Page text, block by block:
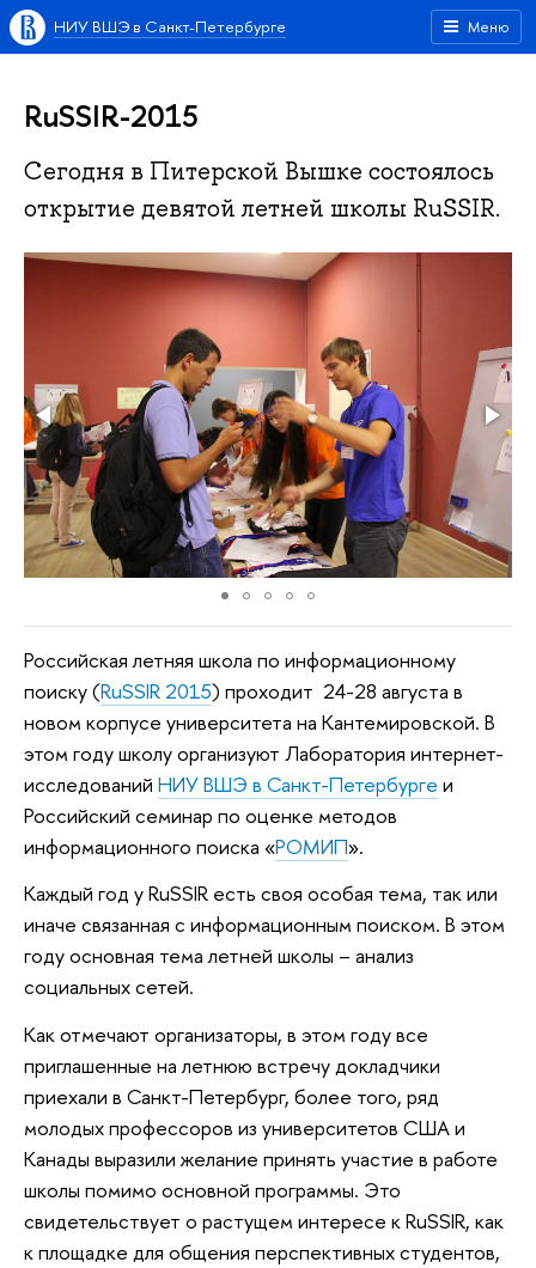
Меню
НИУ ВШЭ в Санкт-Петербурге
RuSSIR-2015
Сегодня в Питерской Вышке состоялось
открытие девятой летней школы RuSSIR.
Российская летняя школа по информационному
поиску (RuSSIR 2015) проходит 24-28 августа в
новом корпусе университета на Кантемировской. В
этом году школу организуют Лаборатория интернет-
исследований НИУ ВШЭ в Санкт-Петербурге и
Российский семинар по оценке методов
информационного поиска «РОМИП».
Каждый год у RuSSIR есть своя особая тема, так или
иначе связанная с информационным поиском. В этом
году основная тема летней школы – анализ
социальных сетей.
Как отмечают организаторы, в этом году все
приглашенные на летнюю встречу докладчики
приехали в Санкт-Петербург, более того, ряд
молодых профессоров из университетов США и
Канады выразили желание принять участие в работе
школы помимо основной программы. Это
свидетельствует о растущем интересе к RuSSIR, как
к площадке для общения перспективных студентов,